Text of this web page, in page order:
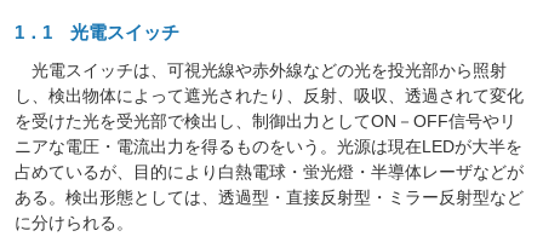
1．1 光電スイッチ
光電スイッチは、可視光線や赤外線などの光を投光部から照射
し、検出物体によって遮光されたり、反射、吸収、透過されて変化
を受けた光を受光部で検出し、制御出力としてON－OFF信号やリ
ニアな電圧・電流出力を得るものをいう。光源は現在LEDが大半を
占めているが、目的により白熱電球・蛍光燈・半導体レーザなどが
ある。検出形態としては、透過型・直接反射型・ミラー反射型など
に分けられる。